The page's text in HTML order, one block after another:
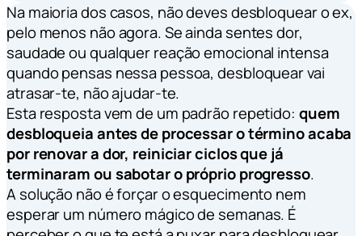
Na maioria dos casos, não deves desbloquear o ex,
pelo menos não agora. Se ainda sentes dor,
saudade ou qualquer reação emocional intensa
quando pensas nessa pessoa, desbloquear vai
atrasar-te, não ajudar-te.
Esta resposta vem de um padrão repetido: quem
desbloqueia antes de processar o término acaba
por renovar a dor, reiniciar ciclos que já
terminaram ou sabotar o próprio progresso.
A solução não é forçar o esquecimento nem
esperar um número mágico de semanas. É